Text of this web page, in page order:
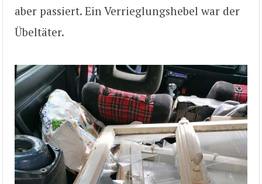
aber passiert. Ein Verrieglungshebel war der
Übeltäter.